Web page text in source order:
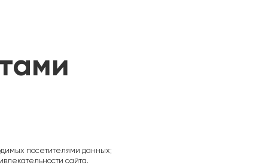
посетителями данных;
сайта.